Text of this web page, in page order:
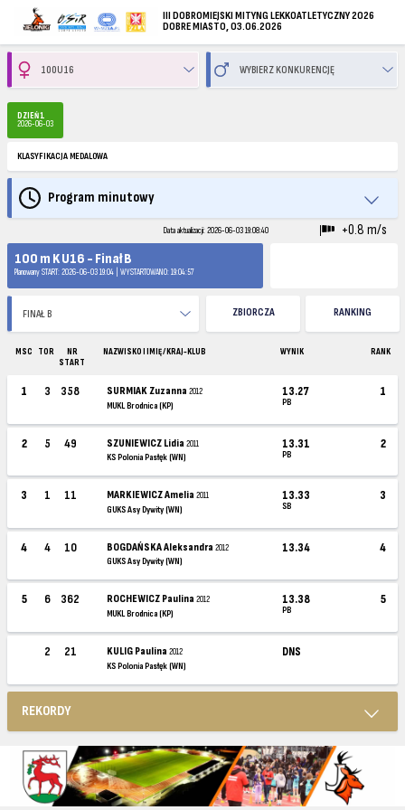
III DOBROMIEJSKI MITYNG LEKKOATLETYCZNY 2026
DOBRE MIASTO, 03.06.2026
DZIEŃ 1
2026-06-03
KLASYFIKACJA MEDALOWA
Program minutowy
Data aktualizacji: 2026-06-03 19:08:40
+0.8 m/s
100 m K U16 - Finał B
Planowany START: 2026-06-03 19:04 | WYSTARTOWANO: 19:04:57
ZBIORCZA RANKING
MSC TOR
NR
START
NAZWISKO I IMIĘ / KRAJ-KLUB WYNIK RANK
1 3 358 SURMIAK Zuzanna2012
MUKL Brodnica (KP)
13.27
PB
1
2 5 49 SZUNIEWICZ Lidia2011
KS Polonia Pasłęk (WN)
13.31
PB
2
3 1 11 MARKIEWICZ Amelia2011
GUKS Asy Dywity (WN)
13.33
SB
3
4 4 10 BOGDAŃSKA Aleksandra2012
GUKS Asy Dywity (WN)
13.34 4
5 6 362 ROCHEWICZ Paulina2012
MUKL Brodnica (KP)
13.38
PB
5
2 21 KULIG Paulina2012
KS Polonia Pasłęk (WN)
DNS
REKORDY